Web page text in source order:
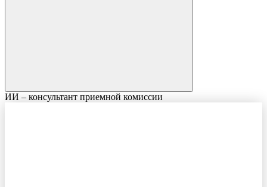
ИИ – консультант приемной комиссии